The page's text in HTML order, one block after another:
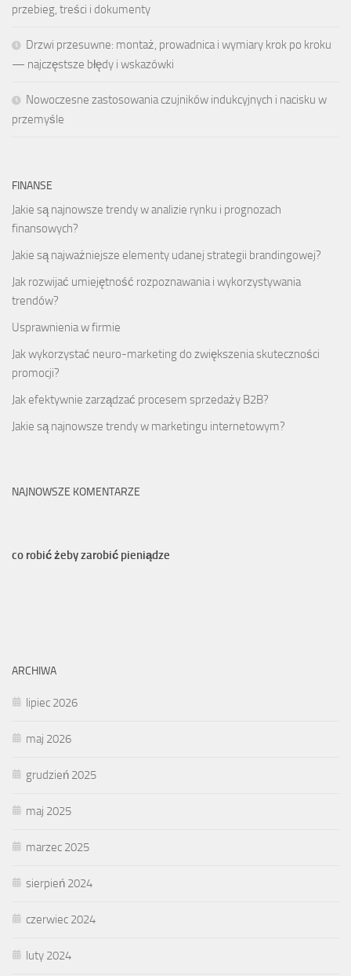
przebieg, treści i dokumenty
Drzwi przesuwne: montaż, prowadnica i wymiary krok po kroku
— najczęstsze błędy i wskazówki
Nowoczesne zastosowania czujników indukcyjnych i nacisku w
przemyśle
FINANSE
Jakie są najnowsze trendy w analizie rynku i prognozach
finansowych?
Jakie są najważniejsze elementy udanej strategii brandingowej?
Jak rozwijać umiejętność rozpoznawania i wykorzystywania
trendów?
Usprawnienia w firmie
Jak wykorzystać neuro-marketing do zwiększenia skuteczności
promocji?
Jak efektywnie zarządzać procesem sprzedaży B2B?
Jakie są najnowsze trendy w marketingu internetowym?
NAJNOWSZE KOMENTARZE
co robić żeby zarobić pieniądze
ARCHIWA
lipiec 2026
maj 2026
grudzień 2025
maj 2025
marzec 2025
sierpień 2024
czerwiec 2024
luty 2024